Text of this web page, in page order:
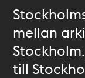
mellan
till